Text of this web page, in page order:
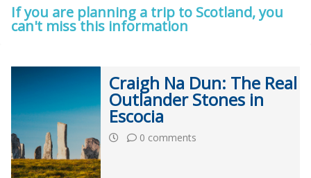
If you are planning a trip to Scotland, you
can't miss this information
Craigh Na Dun: The Real
Outlander Stones in
Escocia
0 comments